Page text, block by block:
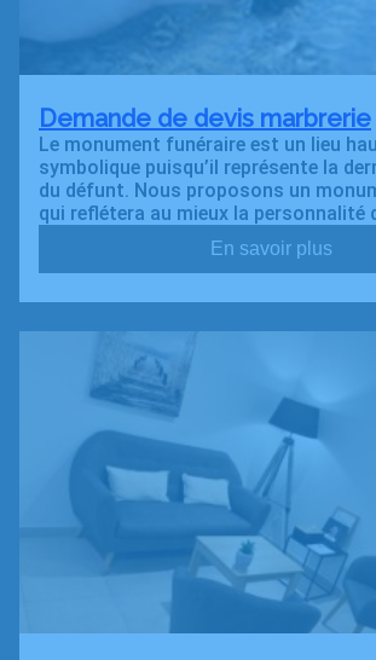
Demande de devis marbrerie
Le monument funéraire est un lieu
symbolique puisqu’il représente la
du défunt. Nous proposons un
qui reflétera au mieux la personnalité
En savoir plus